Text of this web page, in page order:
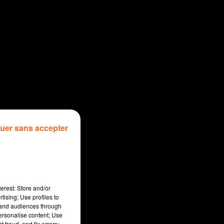
Store and/or
Use profiles to
audiences through
content; Use
sans accepter